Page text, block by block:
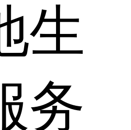
生
务